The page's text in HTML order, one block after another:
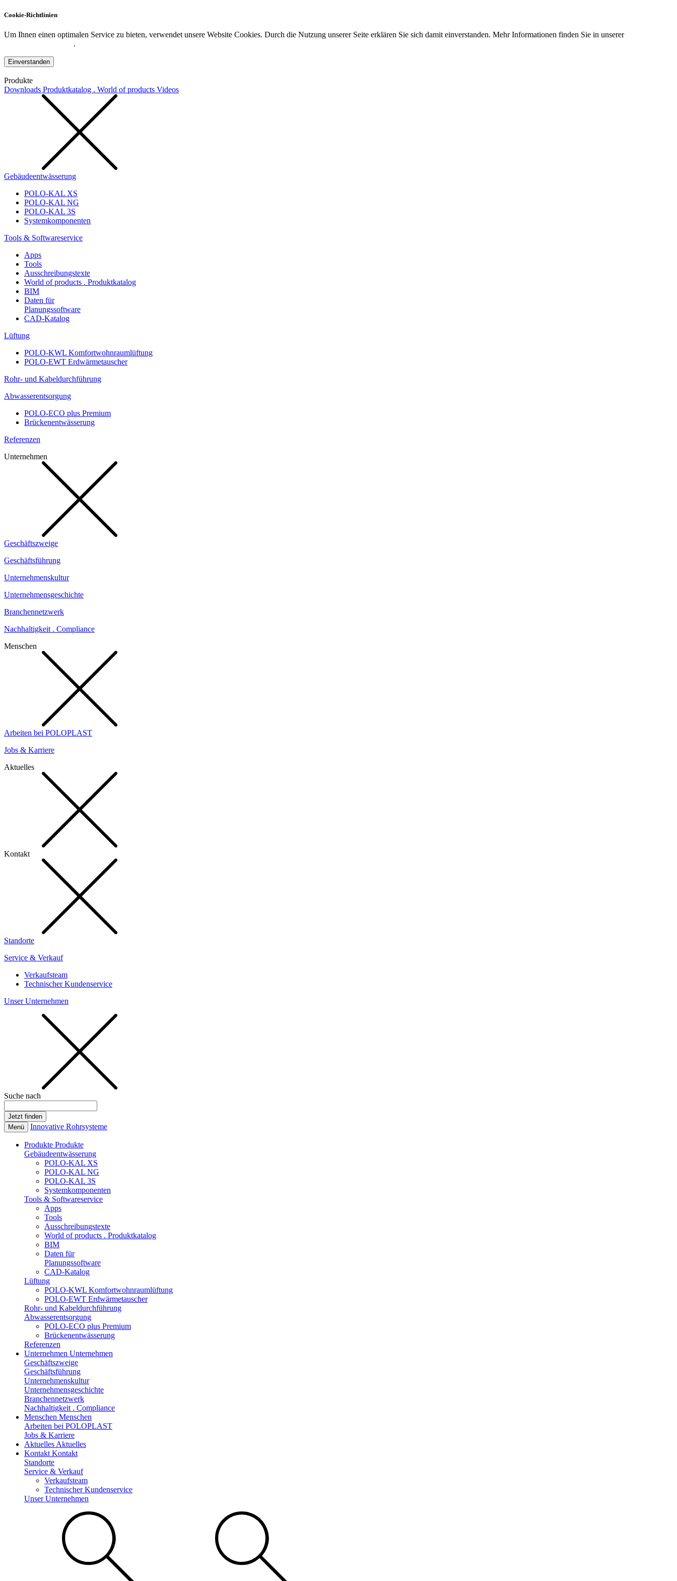
Cookie-Richtlinien
Um Ihnen einen optimalen Service zu bieten, verwendet unsere Website Cookies. Durch die Nutzung unserer Seite erklären Sie sich damit einverstanden. Mehr Informationen finden Sie in unserer
.
Einverstanden
Produkte
Downloads Produktkatalog . World of products Videos
Gebäudeentwässerung
POLO-KAL XS
POLO-KAL NG
POLO-KAL 3S
Systemkomponenten
Tools & Softwareservice
Apps
Tools
Ausschreibungstexte
World of products . Produktkatalog
BIM
Daten für
Planungssoftware
CAD-Katalog
Lüftung
POLO-KWL Komfortwohnraumlüftung
POLO-EWT Erdwärmetauscher
Rohr- und Kabeldurchführung
Abwasserentsorgung
POLO-ECO plus Premium
Brückenentwässerung
Referenzen
Unternehmen
Geschäftszweige
Geschäftsführung
Unternehmenskultur
Unternehmensgeschichte
Branchennetzwerk
Nachhaltigkeit . Compliance
Menschen
Arbeiten bei POLOPLAST
Jobs & Karriere
Aktuelles
Kontakt
Standorte
Service & Verkauf
Verkaufsteam
Technischer Kundenservice
Unser Unternehmen
Suche nach
Menü Innovative Rohrsysteme
Produkte Produkte
Gebäudeentwässerung
POLO-KAL XS
POLO-KAL NG
POLO-KAL 3S
Systemkomponenten
Tools & Softwareservice
Apps
Tools
Ausschreibungstexte
World of products . Produktkatalog
BIM
Daten für
Planungssoftware
CAD-Katalog
Lüftung
POLO-KWL Komfortwohnraumlüftung
POLO-EWT Erdwärmetauscher
Rohr- und Kabeldurchführung
Abwasserentsorgung
POLO-ECO plus Premium
Brückenentwässerung
Referenzen
Unternehmen Unternehmen
Geschäftszweige
Geschäftsführung
Unternehmenskultur
Unternehmensgeschichte
Branchennetzwerk
Nachhaltigkeit . Compliance
Menschen Menschen
Arbeiten bei POLOPLAST
Jobs & Karriere
Aktuelles Aktuelles
Kontakt Kontakt
Standorte
Service & Verkauf
Verkaufsteam
Technischer Kundenservice
Unser Unternehmen